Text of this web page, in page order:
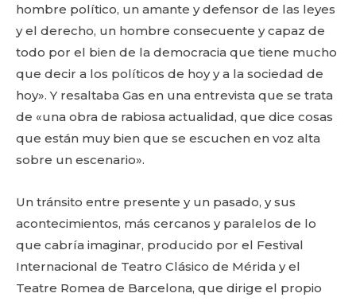
hombre político, un amante y defensor de las leyes
y el derecho, un hombre consecuente y capaz de
todo por el bien de la democracia que tiene mucho
que decir a los políticos de hoy y a la sociedad de
hoy». Y resaltaba Gas en una entrevista que se trata
de «una obra de rabiosa actualidad, que dice cosas
que están muy bien que se escuchen en voz alta
sobre un escenario».
Un tránsito entre presente y un pasado, y sus
acontecimientos, más cercanos y paralelos de lo
que cabría imaginar, producido por el Festival
Internacional de Teatro Clásico de Mérida y el
Teatre Romea de Barcelona, que dirige el propio